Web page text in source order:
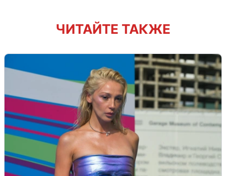
ЧИТАЙТЕ ТАКЖЕ